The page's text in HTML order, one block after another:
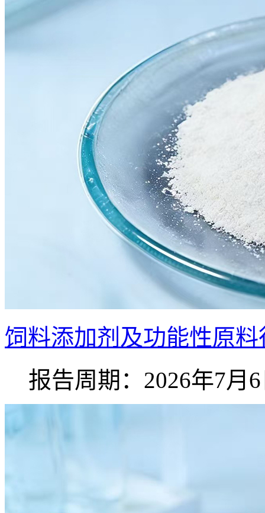
饲料添加剂及功能性原
报告周期：2026年7月